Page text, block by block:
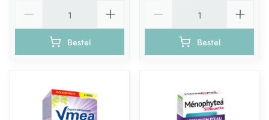
Bestel Bestel